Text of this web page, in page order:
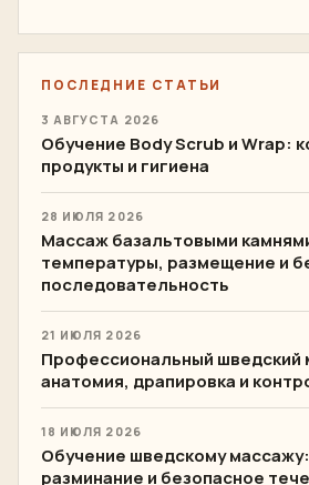
ПОСЛЕДНИЕ СТАТЬИ
3 АВГУСТА 2026
Обучение Body Scrub и Wrap:
продукты и гигиена
28 ИЮЛЯ 2026
Массаж базальтовыми
температуры, размещение и
последовательность
21 ИЮЛЯ 2026
Профессиональный шведский
анатомия, драпировка и
18 ИЮЛЯ 2026
Обучение шведскому
разминание и безопасное